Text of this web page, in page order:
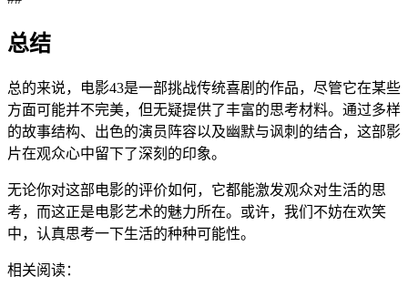
总结
总的来说，电影43是一部挑战传统喜剧的作品，尽管它在某些
方面可能并不完美，但无疑提供了丰富的思考材料。通过多样
的故事结构、出色的演员阵容以及幽默与讽刺的结合，这部影
片在观众心中留下了深刻的印象。
无论你对这部电影的评价如何，它都能激发观众对生活的思
考，而这正是电影艺术的魅力所在。或许，我们不妨在欢笑
中，认真思考一下生活的种种可能性。
相关阅读：